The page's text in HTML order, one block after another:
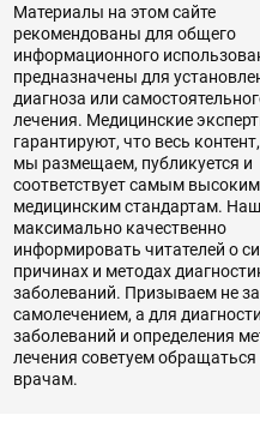
Материалы на этом сайте
рекомендованы для общего
информационного
предназначены для
диагноза или
лечения. Медицинские
гарантируют, что весь
мы размещаем, публикуется и
соответствует самым высоким
медицинским стандартам.
максимально качественно
информировать читателей о
причинах и методах
заболеваний. Призываем не
самолечением, а для
заболеваний и определения
лечения советуем обращаться
врачам.